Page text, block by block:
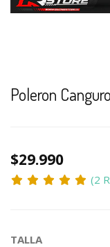
Poleron
$29.990
(2
TALLA